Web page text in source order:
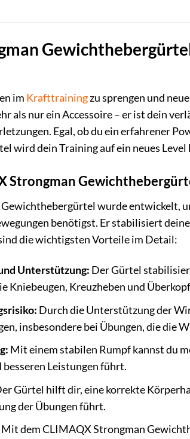
im Krafttrainingzu sprengen und
als nur ein Accessoire – er ist dein
Egal, ob du ein erfahrener
wird dein Training auf ein neues Level
Strongman
wurde entwickelt,
benötigst. Er stabilisiert
die wichtigsten Vorteile im Detail:
Unterstützung: Der Gürtel
Kniebeugen, Kreuzheben und
Durch die Unterstützung der
insbesondere bei Übungen, die die
Mit einem stabilen Rumpf kannst du
Leistungen führt.
Gürtel hilft dir, eine korrekte
der Übungen führt.
Mit dem CLIMAQX Strongman